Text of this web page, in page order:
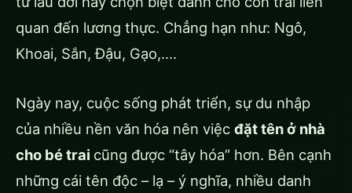
quan đến lương thực. Chẳng hạn như: Ngô,
Khoai, Sắn, Đậu, Gạo,….
Ngày nay, cuộc sống phát triển, sự du nhập
của nhiều nền văn hóa nên việc đặt tên ở nhà
cho bé trai cũng được “tây hóa” hơn. Bên cạnh
những cái tên độc – lạ – ý nghĩa, nhiều danh